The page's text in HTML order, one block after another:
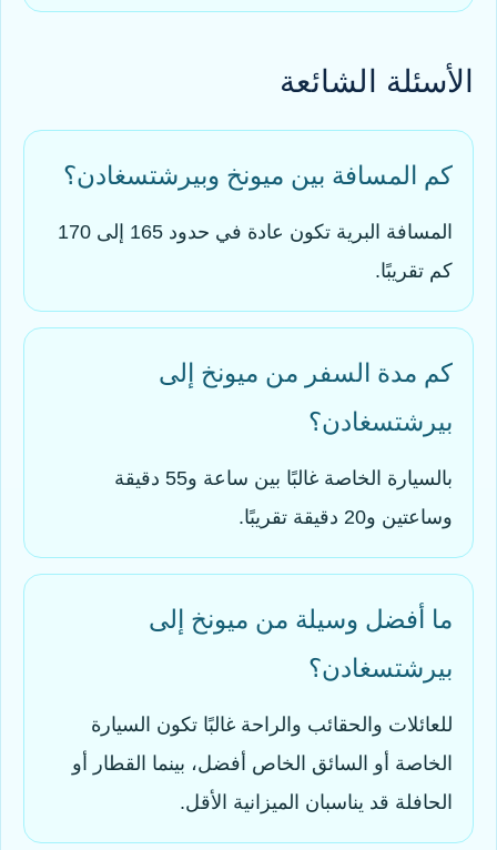
الأسئلة الشائعة
كم المسافة بين ميونخ وبيرشتسغادن؟
المسافة البرية تكون عادة في حدود 165 إلى 170
كم تقريبًا.
كم مدة السفر من ميونخ إلى
بيرشتسغادن؟
بالسيارة الخاصة غالبًا بين ساعة و55 دقيقة
وساعتين و20 دقيقة تقريبًا.
ما أفضل وسيلة من ميونخ إلى
بيرشتسغادن؟
للعائلات والحقائب والراحة غالبًا تكون السيارة
الخاصة أو السائق الخاص أفضل، بينما القطار أو
الحافلة قد يناسبان الميزانية الأقل.